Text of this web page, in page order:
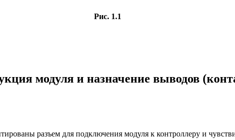
Рис. 1.1
модуля и назначение выводов
разъем для подключения модуля к контроллеру и